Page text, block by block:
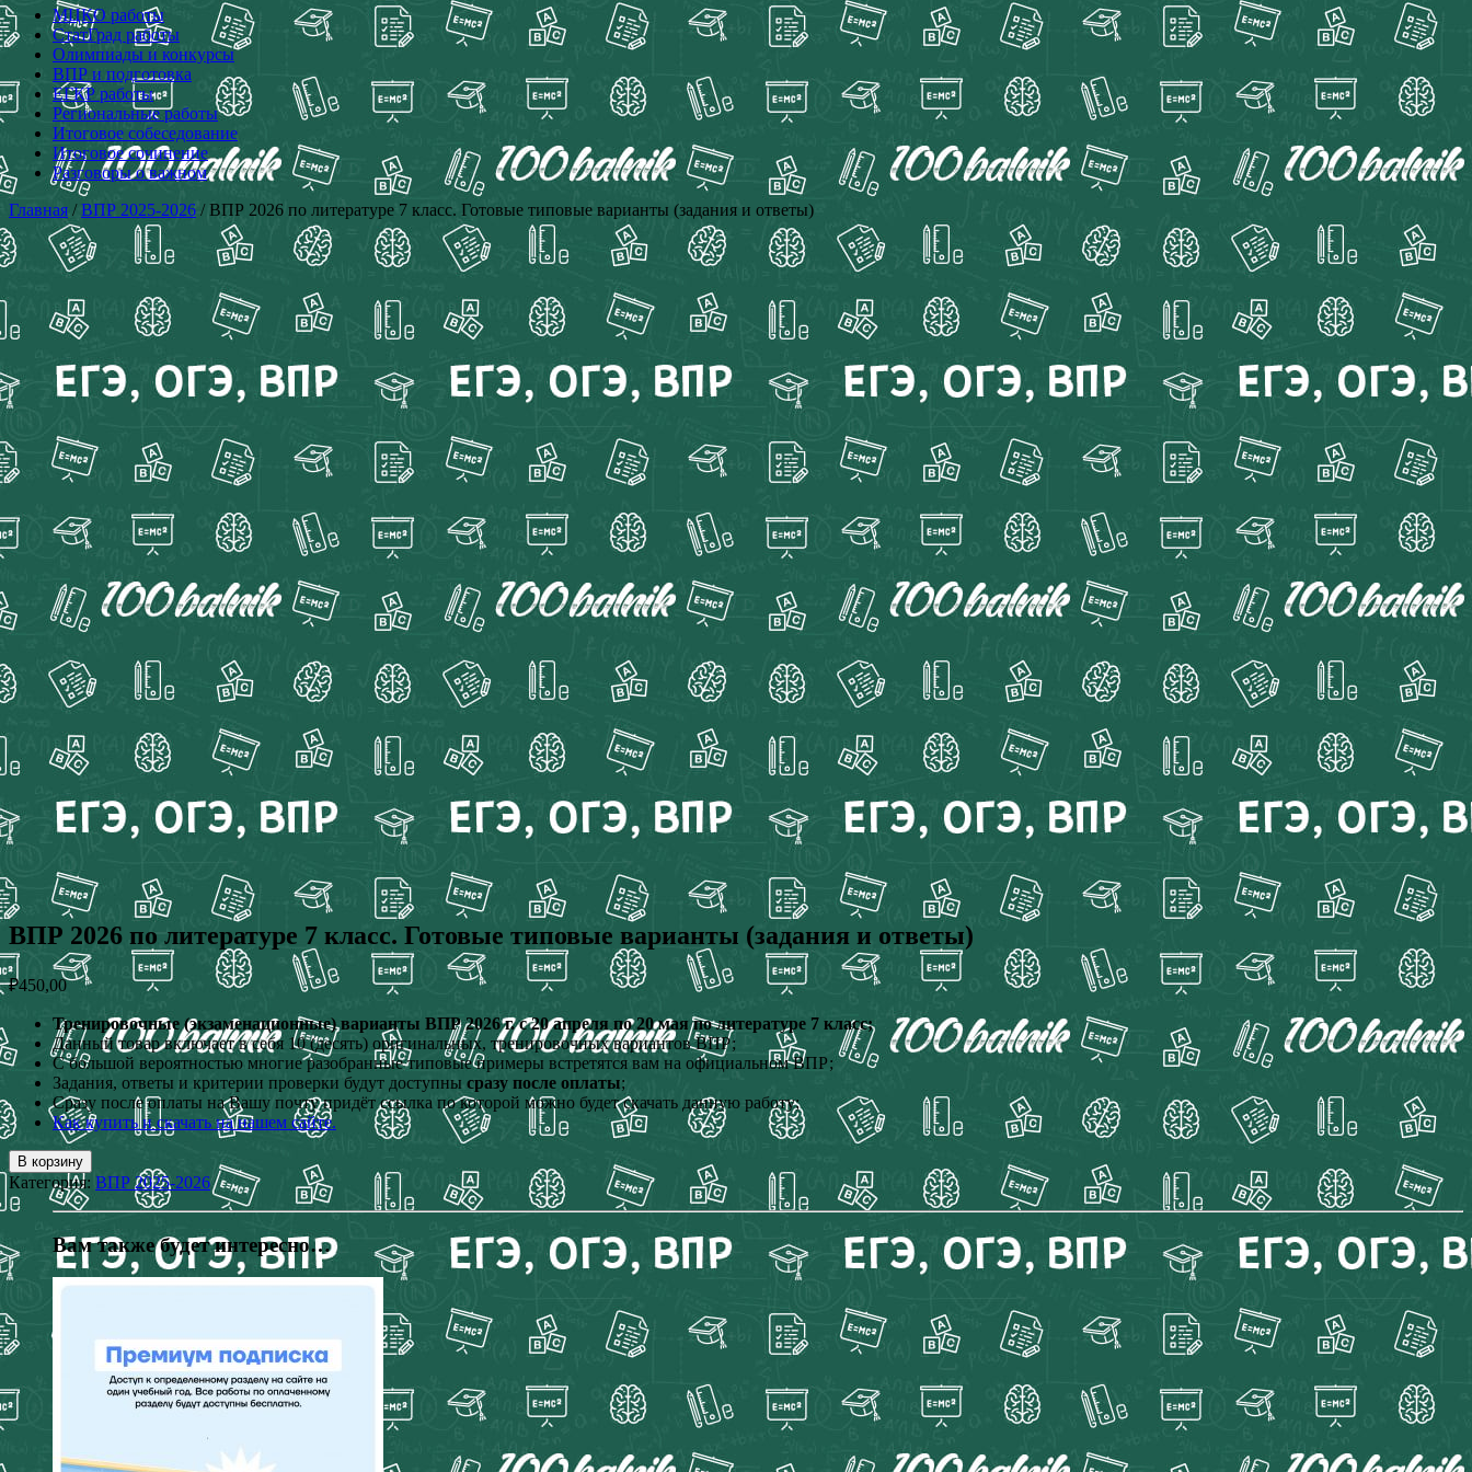
МЦКО работы
СтатГрад работы
Олимпиады и конкурсы
ВПР и подготовка
ЕГКР работы
Региональные работы
Итоговое собеседование
Итоговое сочинение
Разговоры о важном
Главная /ВПР 2025-2026 / ВПР 2026 по литературе 7 класс. Готовые типовые варианты (задания и ответы)
ВПР 2026 по литературе 7 класс. Готовые типовые варианты (задания и ответы)
₽450,00
Тренировочные (экзаменационные) варианты ВПР 2026 г. с 20 апреля по 20 мая по литературе 7 класс;
Данный товар включает в себя 10 (десять) оригинальных, тренировочных вариантов ВПР;
С большой вероятностью многие разобранные типовые примеры встретятся вам на официальном ВПР;
Задания, ответы и критерии проверки будут доступны сразу после оплаты;
Сразу после оплаты на Вашу почту придёт ссылка по которой можно будет скачать данную работу;
Как купить и скачать на нашем сайте.
В корзину
Категория: ВПР 2025-2026
Вам также будет интересно…